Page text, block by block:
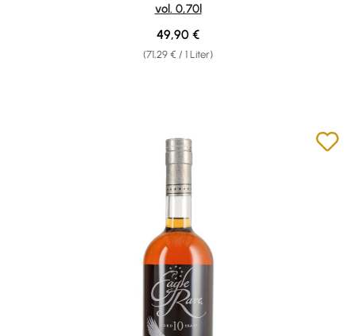
vol. 0,70l
(71,29 € / 1 Liter)
Regulärer Preis:
49,90 €